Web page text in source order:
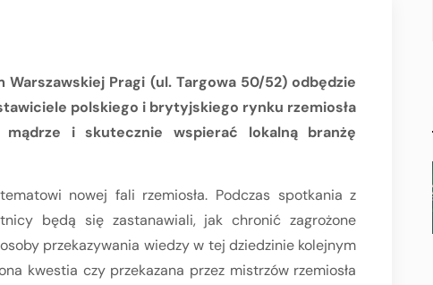
Pragi (ul. Targowa 50/52) odbędzie
polskiego i brytyjskiego rynku rzemiosła
i skutecznie wspierać lokalną branżę
nowej fali rzemiosła. Podczas spotkania z
będą się zastanawiali, jak chronić zagrożone
przekazywania wiedzy w tej dziedzinie kolejnym
kwestia czy przekazana przez mistrzów rzemiosła